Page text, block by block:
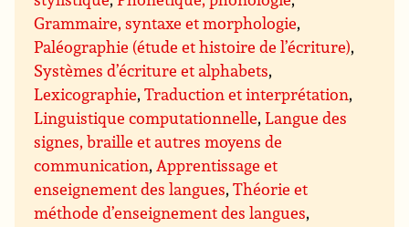
Grammaire, syntaxe et morphologie,
Paléographie (étude et histoire de l’écriture),
Systèmes d’écriture et alphabets,
Lexicographie,Traduction et interprétation,
Linguistique computationnelle,Langue des
signes, braille et autres moyens de
communication,Apprentissage et
enseignement des langues,Théorie et
méthode d’enseignement des langues,